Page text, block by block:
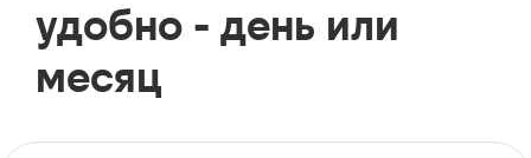
удобно - день или
месяц